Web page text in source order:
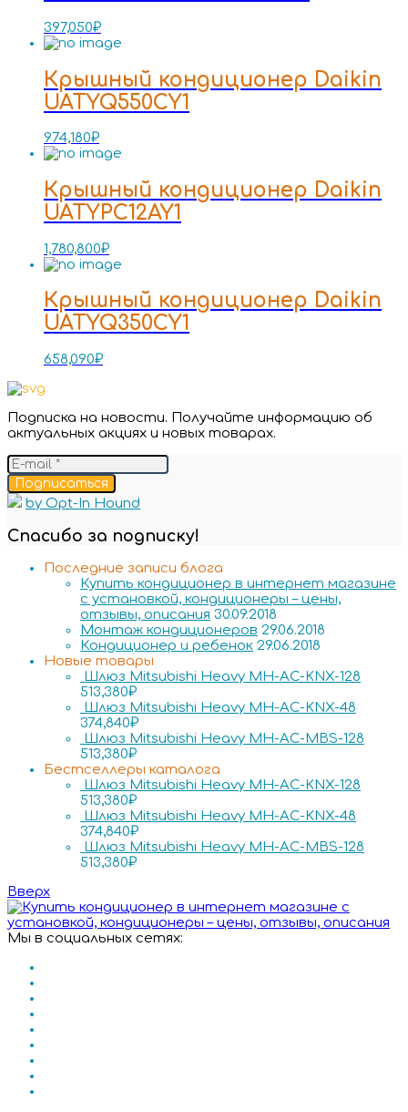
397,050₽
Крышный кондиционер Daikin
UATYQ550CY1
974,180₽
Крышный кондиционер Daikin
UATYPC12AY1
1,780,800₽
Крышный кондиционер Daikin
UATYQ350CY1
658,090₽
Подписка на новости. Получайте информацию об
актуальных акциях и новых товарах.
Подписаться
by Opt-In Hound
Спасибо за подписку!
Последние записи блога
Купить кондиционер в интернет магазине
с установкой, кондиционеры – цены,
отзывы, описания 30.09.2018
Монтаж кондиционеров 29.06.2018
Кондиционер и ребенок 29.06.2018
Новые товары
Шлюз Mitsubishi Heavy MH-AC-KNX-128
513,380₽
Шлюз Mitsubishi Heavy MH-AC-KNX-48
374,840₽
Шлюз Mitsubishi Heavy MH-AC-MBS-128
513,380₽
Бестселлеры каталога
Шлюз Mitsubishi Heavy MH-AC-KNX-128
513,380₽
Шлюз Mitsubishi Heavy MH-AC-KNX-48
374,840₽
Шлюз Mitsubishi Heavy MH-AC-MBS-128
513,380₽
Вверх
Мы в социальных сетях: